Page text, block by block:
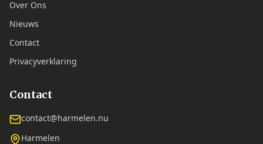
Over Ons
Nieuws
Contact
Privacyverklaring
Contact
contact@harmelen.nu
Harmelen